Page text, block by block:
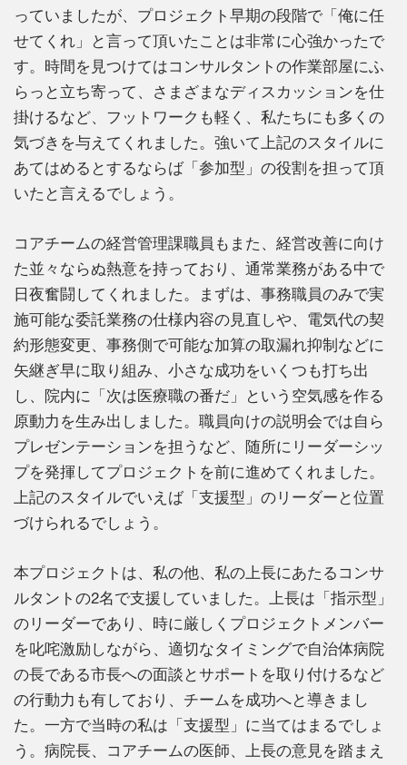
っていましたが、プロジェクト早期の段階で「俺に任
せてくれ」と言って頂いたことは非常に心強かったで
す。時間を見つけてはコンサルタントの作業部屋にふ
らっと立ち寄って、さまざまなディスカッションを仕
掛けるなど、フットワークも軽く、私たちにも多くの
気づきを与えてくれました。強いて上記のスタイルに
あてはめるとするならば「参加型」の役割を担って頂
いたと言えるでしょう。
コアチームの経営管理課職員もまた、経営改善に向け
た並々ならぬ熱意を持っており、通常業務がある中で
日夜奮闘してくれました。まずは、事務職員のみで実
施可能な委託業務の仕様内容の見直しや、電気代の契
約形態変更、事務側で可能な加算の取漏れ抑制などに
矢継ぎ早に取り組み、小さな成功をいくつも打ち出
し、院内に「次は医療職の番だ」という空気感を作る
原動力を生み出しました。職員向けの説明会では自ら
プレゼンテーションを担うなど、随所にリーダーシッ
プを発揮してプロジェクトを前に進めてくれました。
上記のスタイルでいえば「支援型」のリーダーと位置
づけられるでしょう。
本プロジェクトは、私の他、私の上長にあたるコンサ
ルタントの2名で支援していました。上長は「指示型」
のリーダーであり、時に厳しくプロジェクトメンバー
を叱咤激励しながら、適切なタイミングで自治体病院
の長である市長への面談とサポートを取り付けるなど
の行動力も有しており、チームを成功へと導きまし
た。一方で当時の私は「支援型」に当てはまるでしょ
う。病院長、コアチームの医師、上長の意見を踏まえ